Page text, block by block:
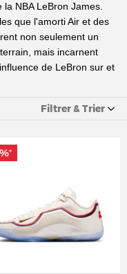
NBA LeBron James.
que l'amorti Air et des
non seulement un
mais incarnent
de LeBron sur et
Filtrer & Trier
*